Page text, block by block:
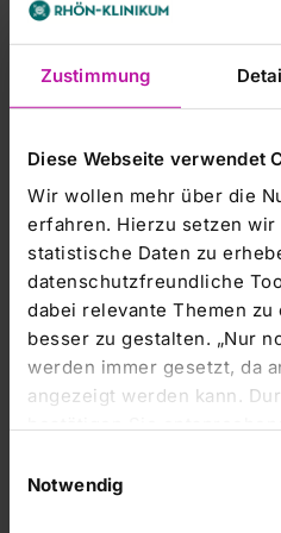
Zustimmung
Diese Webseite verwendet
Wir wollen mehr über die
erfahren. Hierzu setzen wir
statistische Daten zu
datenschutzfreundliche
dabei relevante Themen
besser zu gestalten. „Nur
werden immer gesetzt, da
angezeigt werden kann.
erlauben Sie alle
Notwendig